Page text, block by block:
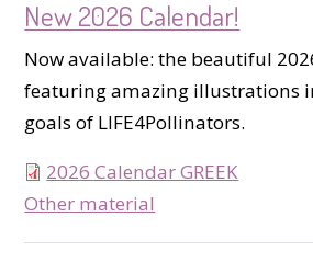
New 2026 Calendar!
Now available: the beautiful
featuring amazing illustrations
goals of LIFE4Pollinators.
2026 Calendar GREEK
type
Other material